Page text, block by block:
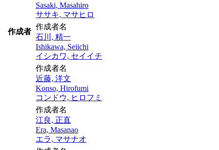
作成者
Sasaki, Masahiro
ササキ, マサヒロ
作成者名
石川, 精一
Ishikawa, Seiichi
イシカワ, セイイチ
作成者名
近藤, 洋文
Konso, Hirofumi
コンドウ, ヒロフミ
作成者名
江良, 正直
Era, Masanao
エラ, マサナオ